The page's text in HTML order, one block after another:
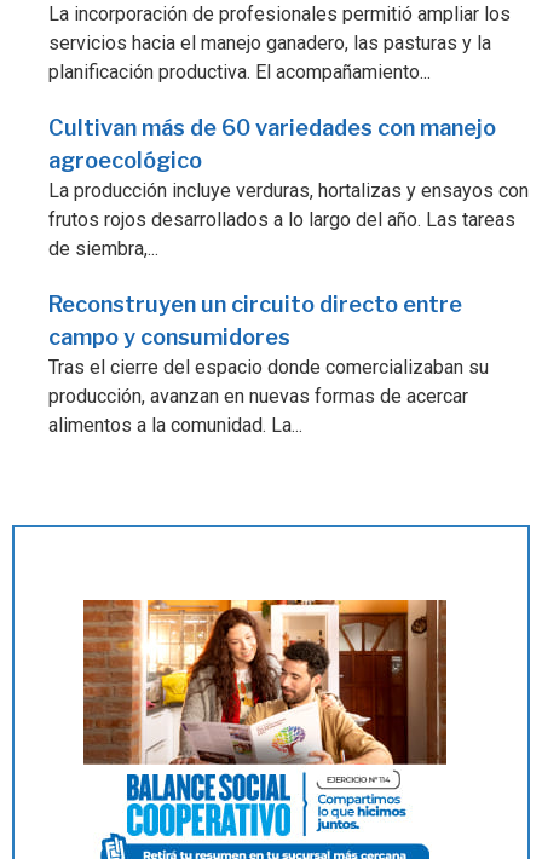
La incorporación de profesionales permitió ampliar los
servicios hacia el manejo ganadero, las pasturas y la
planificación productiva. El acompañamiento...
Cultivan más de 60 variedades con manejo
agroecológico
La producción incluye verduras, hortalizas y ensayos con
frutos rojos desarrollados a lo largo del año. Las tareas
de siembra,...
Reconstruyen un circuito directo entre
campo y consumidores
Tras el cierre del espacio donde comercializaban su
producción, avanzan en nuevas formas de acercar
alimentos a la comunidad. La...